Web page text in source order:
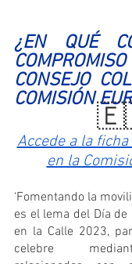
¿EN QUÉ
CONSEJO
COMISIÓN
Accede a la
en la
‘Fomentando la
es el lema del Día
en la Calle 2023,
celebre